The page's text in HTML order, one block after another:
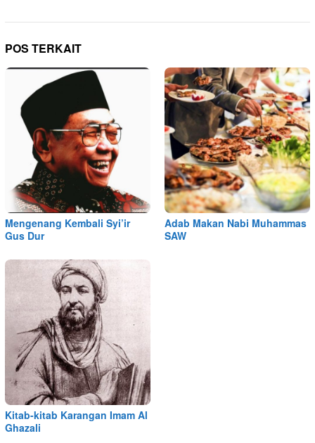
POS TERKAIT
Mengenang Kembali Syi’ir
Gus Dur
Adab Makan Nabi Muhammas
SAW
Kitab-kitab Karangan Imam Al
Ghazali